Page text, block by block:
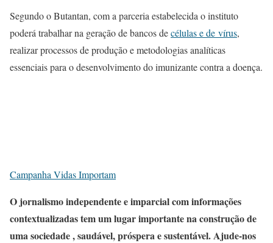
Segundo o Butantan, com a parceria estabelecida o instituto
poderá trabalhar na geração de bancos decélulas e de vírus,
realizar processos de produção e metodologias analíticas
essenciais para o desenvolvimento do imunizante contra a doença.
Campanha Vidas Importam
O jornalismo independente e imparcial com informações
contextualizadas tem um lugar importante na construção de
uma sociedade , saudável, próspera e sustentável. Ajude-nos